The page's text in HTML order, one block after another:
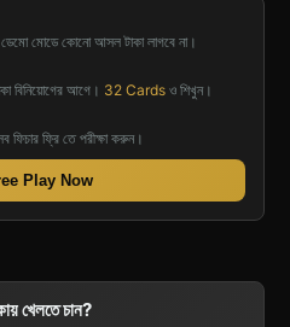
মোডে কোনো আসল টাকা লাগবে না।
বিনিয়োগের আগে। 32 Cards ও শিখুন।
ফিচার ফ্রি তে পরীক্ষা করুন।
Play Now
খেলতে চান?